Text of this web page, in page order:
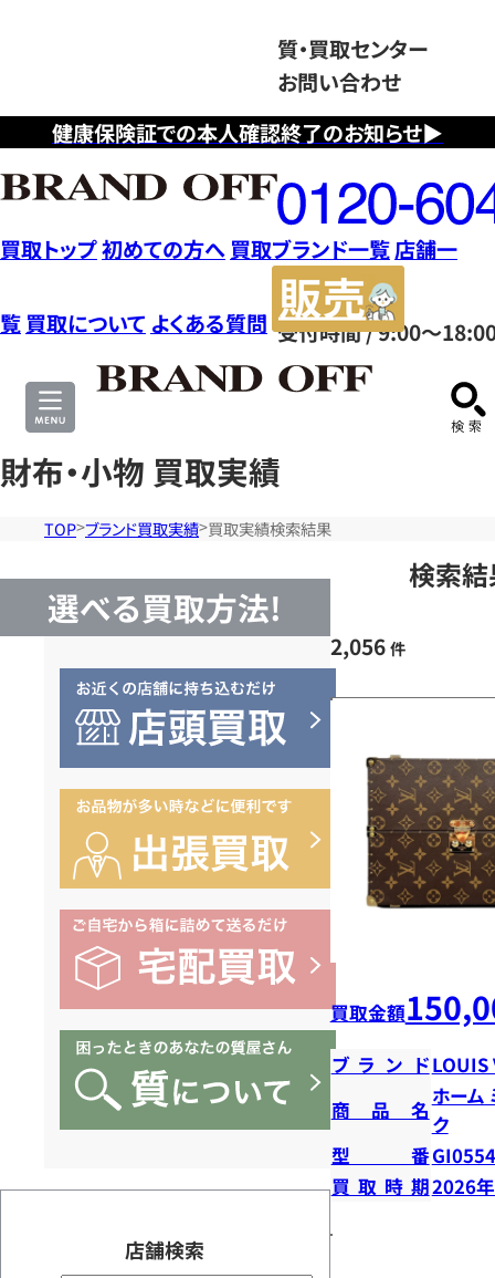
健康保険証での本人確認終了のお知らせ▶
質・買取センター
お問い合わせ
フ
リ
ー
ダ
イ
ヤ
ル
0120604117
受付時間 / 9:00～
買取トップ初めての方へ 買取ブランド一覧店舗一
覧 買取について よくある質問
サ
財布・小物 買取実績
TOP ブランド買取実績 買取実績検索結果
選べる買取方法!
店舗検索
検索
2,056 件
買取金額
ブランドLOUIS
商品名
ホーム
ク
型番GI0554
買取時期2026